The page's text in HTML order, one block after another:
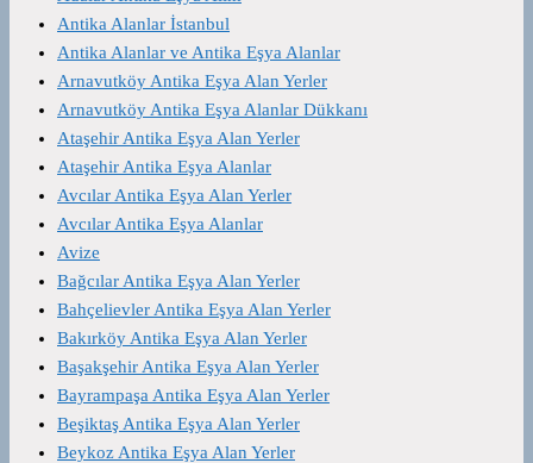
Antika Alanlar İstanbul
Antika Alanlar ve Antika Eşya Alanlar
Arnavutköy Antika Eşya Alan Yerler
Arnavutköy Antika Eşya Alanlar Dükkanı
Ataşehir Antika Eşya Alan Yerler
Ataşehir Antika Eşya Alanlar
Avcılar Antika Eşya Alan Yerler
Avcılar Antika Eşya Alanlar
Avize
Bağcılar Antika Eşya Alan Yerler
Bahçelievler Antika Eşya Alan Yerler
Bakırköy Antika Eşya Alan Yerler
Başakşehir Antika Eşya Alan Yerler
Bayrampaşa Antika Eşya Alan Yerler
Beşiktaş Antika Eşya Alan Yerler
Beykoz Antika Eşya Alan Yerler